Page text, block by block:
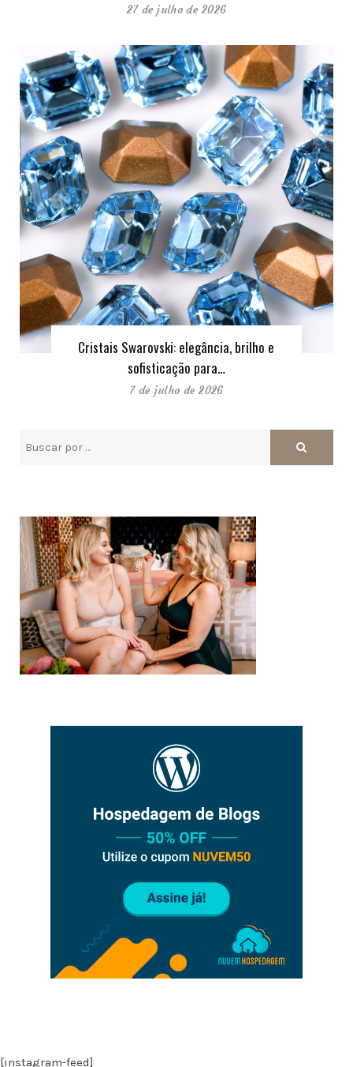
27 de julho de 2026
Cristais Swarovski: elegância, brilho e
sofisticação para…
7 de julho de 2026
[instagram-feed]